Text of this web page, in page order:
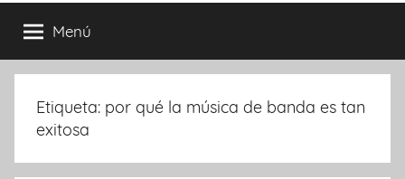
Menú
Etiqueta: por qué la música de banda es tan
exitosa